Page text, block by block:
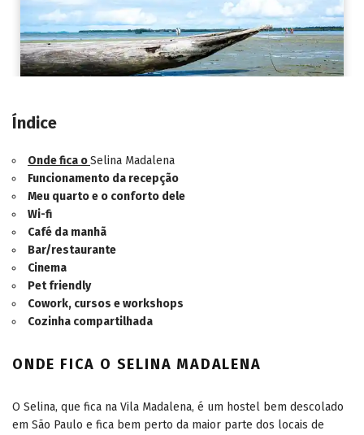
Índice
Onde fica oSelina Madalena
Funcionamento da recepção
Meu quarto e o conforto dele
Wi-fi
Café da manhã
Bar/restaurante
Cinema
Pet friendly
Cowork, cursos e workshops
Cozinha compartilhada
ONDE FICA O SELINA MADALENA
O Selina, que fica na Vila Madalena, é um hostel bem descolado
em São Paulo e fica bem perto da maior parte dos locais de